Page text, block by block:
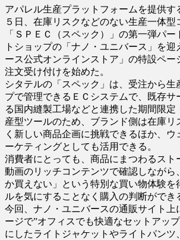
アパレル生産プラットフォームを提供す
５日、在庫リスクなどのない生産一体型
「ＳＰＥＣ（スペック）」の第一弾パ
トショップの「ナノ・ユニバース」を
ース公式オンラインストア」の特設ペー
注文受け付けを始めた。
シタテルの「スペック」は、受注から生
プで管理できるＥＣシステムで、既存サ
る国内縫製工場などと連携した期間限定
産型ツールのため、ブランド側は在庫リ
く新しい商品企画に挑戦できるほか、ウ
ーケティングとしても活用できる。
消費者にとっても、商品にまつわるスト
動画のリッチコンテンツで確認しながら
か買えない」という特別な買い物体験を
ルを気にすることなく購入の判断ができ
今回、ナノ・ユニバースの通販サイト上
ージで”オフィスでも快適なセットアッ
にしたライトジャケットやライトパンツ